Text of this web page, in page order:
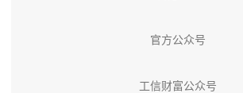
官方公众号
工信财富公众号